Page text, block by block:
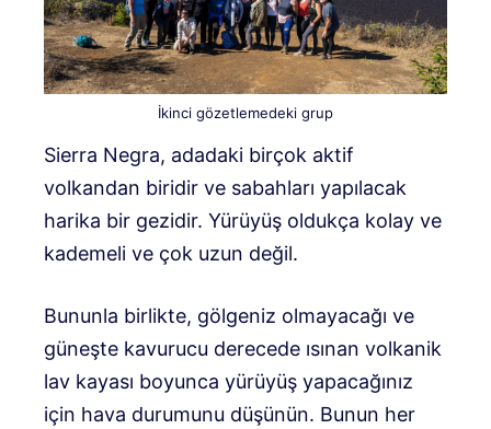
İkinci gözetlemedeki grup
Sierra Negra, adadaki birçok aktif
volkandan biridir ve sabahları yapılacak
harika bir gezidir. Yürüyüş oldukça kolay ve
kademeli ve çok uzun değil.
Bununla birlikte, gölgeniz olmayacağı ve
güneşte kavurucu derecede ısınan volkanik
lav kayası boyunca yürüyüş yapacağınız
için hava durumunu düşünün. Bunun her